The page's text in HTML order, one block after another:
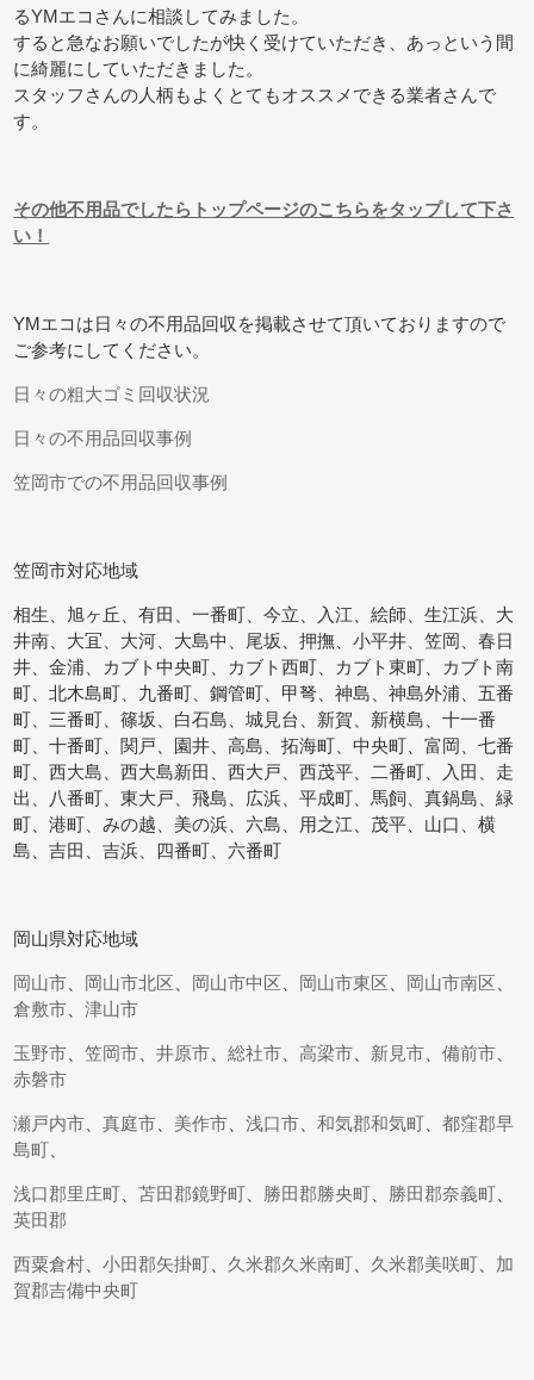
るYMエコさんに相談してみました。
すると急なお願いでしたが快く受けていただき、あっという間
に綺麗にしていただきました。
スタッフさんの人柄もよくとてもオススメできる業者さんで
す。
その他不用品でしたらトップページのこちらをタップして下さ
い！
YMエコは日々の不用品回収を掲載させて頂いておりますので
ご参考にしてください。
日々の粗大ゴミ回収状況
日々の不用品回収事例
笠岡市での不用品回収事例
笠岡市対応地域
相生、旭ヶ丘、有田、一番町、今立、入江、絵師、生江浜、大
井南、大冝、大河、大島中、尾坂、押撫、小平井、笠岡、春日
井、金浦、カブト中央町、カブト西町、カブト東町、カブト南
町、北木島町、九番町、鋼管町、甲弩、神島、神島外浦、五番
町、三番町、篠坂、白石島、城見台、新賀、新横島、十一番
町、十番町、関戸、園井、高島、拓海町、中央町、富岡、七番
町、西大島、西大島新田、西大戸、西茂平、二番町、入田、走
出、八番町、東大戸、飛島、広浜、平成町、馬飼、真鍋島、緑
町、港町、みの越、美の浜、六島、用之江、茂平、山口、横
島、吉田、吉浜、四番町、六番町
岡山県対応地域
岡山市 岡山市北区 岡山市中区 岡山市東区 岡山市南区
倉敷市 、津山市
玉野市 、笠岡市 、井原市 、総社市 、高梁市 新見市 、備前市
赤磐市
瀬戸内市 、真庭市 美作市 、浅口市 、和気郡和気町 、都窪郡早
島町
浅口郡里庄町 、苫田郡鏡野町 勝田郡勝央町 勝田郡奈義町
英田郡
西粟倉村 、小田郡矢掛町 久米郡久米南町 久米郡美咲町
加
賀郡吉備中央町